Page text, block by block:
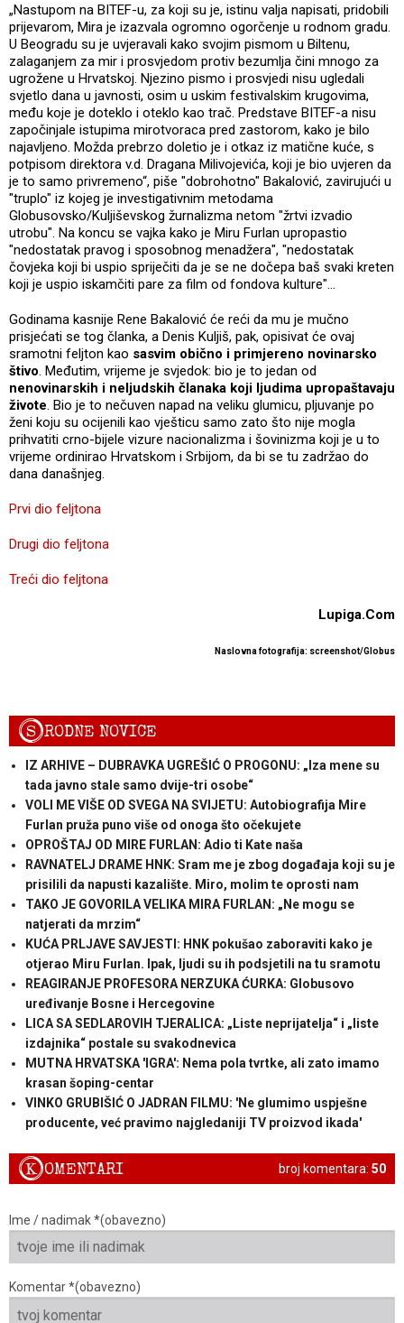
„Nastupom na BITEF-u, za koji su je, istinu valja napisati, pridobili
prijevarom, Mira je izazvala ogromno ogorčenje u rodnom gradu.
U Beogradu su je uvjeravali kako svojim pismom u Biltenu,
zalaganjem za mir i prosvjedom protiv bezumlja čini mnogo za
ugrožene u Hrvatskoj. Njezino pismo i prosvjedi nisu ugledali
svjetlo dana u javnosti, osim u uskim festivalskim krugovima,
među koje je doteklo i oteklo kao trač. Predstave BITEF-a nisu
započinjale istupima mirotvoraca pred zastorom, kako je bilo
najavljeno. Možda prebrzo doletio je i otkaz iz matične kuće, s
potpisom direktora v.d. Dragana Milivojevića, koji je bio uvjeren da
je to samo privremeno“, piše "dobrohotno" Bakalović, zavirujući u
"truplo" iz kojeg je investigativnim metodama
Globusovsko/Kuljiševskog žurnalizma netom "žrtvi izvadio
utrobu". Na koncu se vajka kako je Miru Furlan upropastio
"nedostatak pravog i sposobnog menadžera", "nedostatak
čovjeka koji bi uspio spriječiti da je se ne dočepa baš svaki kreten
koji je uspio iskamčiti pare za film od fondova kulture"...
Godinama kasnije Rene Bakalović će reći da mu je mučno
prisjećati se tog članka, a Denis Kuljiš, pak, opisivat će ovaj
sramotni feljton kao sasvim obično i primjereno novinarsko
štivo. Međutim, vrijeme je svjedok: bio je to jedan od
nenovinarskih i neljudskih članaka koji ljudima upropaštavaju
živote. Bio je to nečuven napad na veliku glumicu, pljuvanje po
ženi koju su ocijenili kao vješticu samo zato što nije mogla
prihvatiti crno-bijele vizure nacionalizma i šovinizma koji je u to
vrijeme ordinirao Hrvatskom i Srbijom, da bi se tu zadržao do
dana današnjeg.
Prvi dio feljtona
Drugi dio feljtona
Treći dio feljtona
Lupiga.Com
Naslovna fotografija: screenshot/Globus
SRODNE NOVICE
IZ ARHIVE – DUBRAVKA UGREŠIĆ O PROGONU: „Iza mene su
tada javno stale samo dvije-tri osobe“
VOLI ME VIŠE OD SVEGA NA SVIJETU: Autobiografija Mire
Furlan pruža puno više od onoga što očekujete
OPROŠTAJ OD MIRE FURLAN: Adio ti Kate naša
RAVNATELJ DRAME HNK: Sram me je zbog događaja koji su je
prisilili da napusti kazalište. Miro, molim te oprosti nam
TAKO JE GOVORILA VELIKA MIRA FURLAN: „Ne mogu se
natjerati da mrzim“
KUĆA PRLJAVE SAVJESTI: HNK pokušao zaboraviti kako je
otjerao Miru Furlan. Ipak, ljudi su ih podsjetili na tu sramotu
REAGIRANJE PROFESORA NERZUKA ĆURKA: Globusovo
uređivanje Bosne i Hercegovine
LICA SA SEDLAROVIH TJERALICA: „Liste neprijatelja“ i „liste
izdajnika“ postale su svakodnevica
MUTNA HRVATSKA 'IGRA': Nema pola tvrtke, ali zato imamo
krasan šoping-centar
VINKO GRUBIŠIĆ O JADRAN FILMU: 'Ne glumimo uspješne
producente, već pravimo najgledaniji TV proizvod ikada'
broj komentara: 50
KOMENTARI
Ime / nadimak *(obavezno)
Komentar *(obavezno)